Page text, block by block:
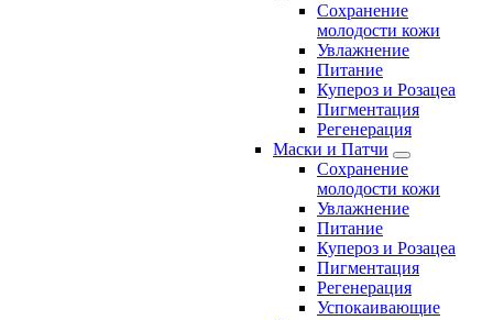
Сохранение
молодости кожи
Увлажнение
Питание
Купероз и Розацеа
Пигментация
Регенерация
Маски и Патчи
Сохранение
молодости кожи
Увлажнение
Питание
Купероз и Розацеа
Пигментация
Регенерация
Успокаивающие